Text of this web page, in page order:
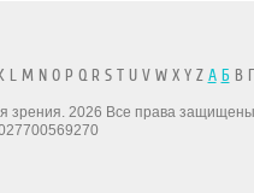
L M N O P Q R S T U V W X Y Z А БВ
зрения. 2026 Все права